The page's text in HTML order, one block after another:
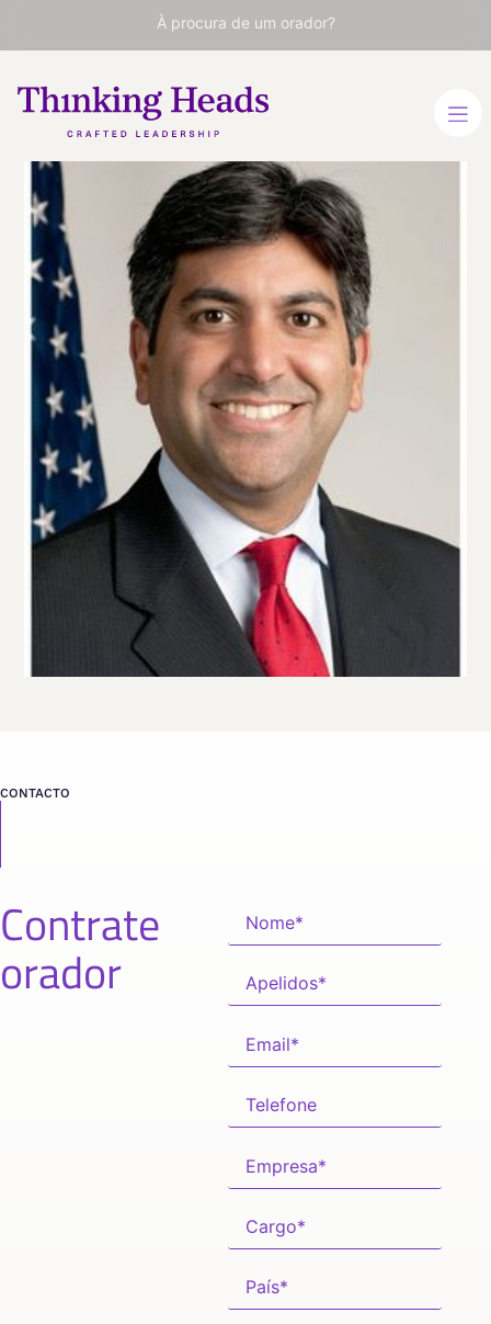
À procura de um orador?
Aneesh
Chopra
Presidente da CareJourney
e primeiro Chief Technology
Officer (CTO) dos Estados
Unidos (2009-2012)
INGLÊS
VER PERFIL
Viaja
desde
CONTACTO
Contrate
orador